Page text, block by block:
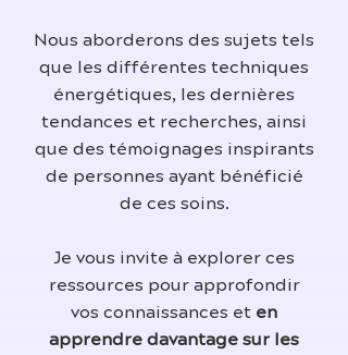
Nous aborderons des sujets tels
que les différentes techniques
énergétiques, les dernières
tendances et recherches, ainsi
que des témoignages inspirants
de personnes ayant bénéficié
de ces soins.
Je vous invite à explorer ces
ressources pour approfondir
vos connaissances et en
apprendre davantage sur les